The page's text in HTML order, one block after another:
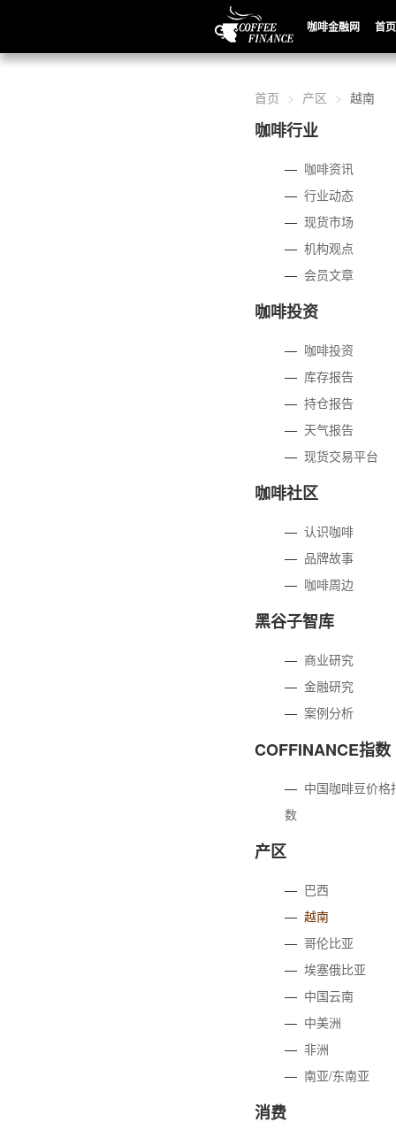
咖啡金融网 首页
首页 产区 越南
咖啡行业
— 咖啡资讯
—行业动态
—现货市场
—机构观点
—会员文章
咖啡投资
— 咖啡投资
— 库存报告
—持仓报告
— 天气报告
—现货交易平台
咖啡社区
—认识咖啡
— 品牌故事
— 咖啡周边
黑谷子智库
— 商业研究
—金融研究
—案例分析
COFFINANCE指数
— 中国咖啡豆价格
数
产区
— 巴西
—越南
—哥伦比亚
—埃塞俄比亚
— 中国云南
— 中美洲
—非洲
—南亚/东南亚
消费